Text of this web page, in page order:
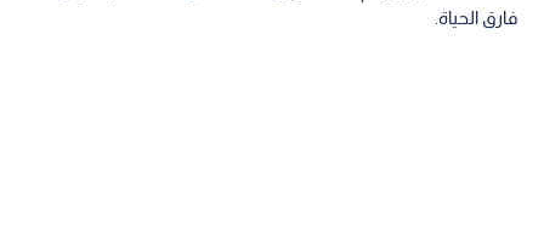
فارق الحياة.